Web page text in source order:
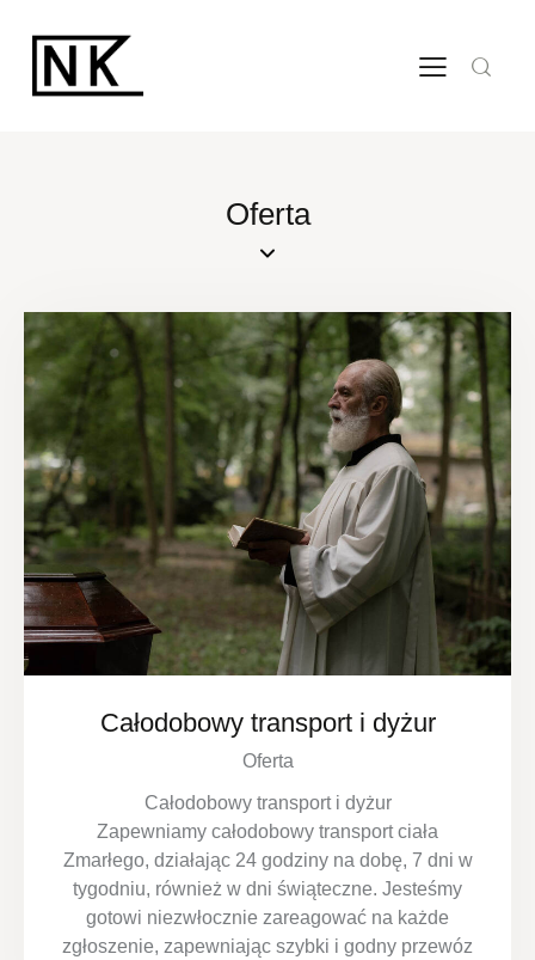
Oferta
Całodobowy transport i dyżur
Oferta
Całodobowy transport i dyżur
Zapewniamy całodobowy transport ciała
Zmarłego, działając 24 godziny na dobę, 7 dni w
tygodniu, również w dni świąteczne. Jesteśmy
gotowi niezwłocznie zareagować na każde
zgłoszenie, zapewniając szybki i godny przewóz